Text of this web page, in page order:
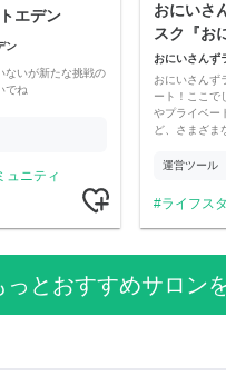
エデン
ン
ないが新たな挑戦の
でね
ュニティ
おにいさ
スク『お
おにいさんず
おにいさんず
ート！ここで
やプライベー
ど、さまざま
運営ツール
ライフス
っとおすすめサロン